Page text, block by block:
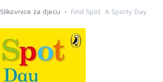
Slikovnice za djecu Find Spot: A Sporty Day